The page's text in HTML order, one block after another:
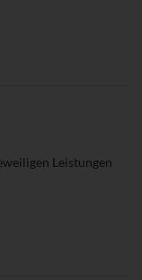
Leistungen